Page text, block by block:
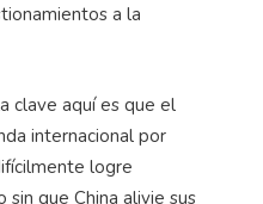
a la
clave aquí es que el
internacional por
logre
que China alivie sus